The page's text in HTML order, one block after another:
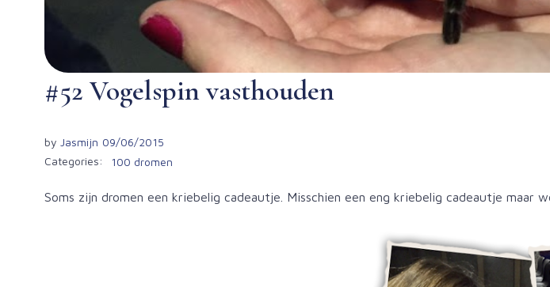
#52 Vogelspin vasthouden
by Jasmijn 09/06/2015
Categories:
100 dromen
Soms zijn dromen een kriebelig cadeautje. Misschien een eng kriebelig cadeautje maar